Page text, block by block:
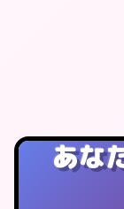
あな